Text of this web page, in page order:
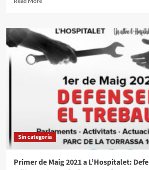
Sin categoría
Primer de Maig 2021 a L’Hospitalet: